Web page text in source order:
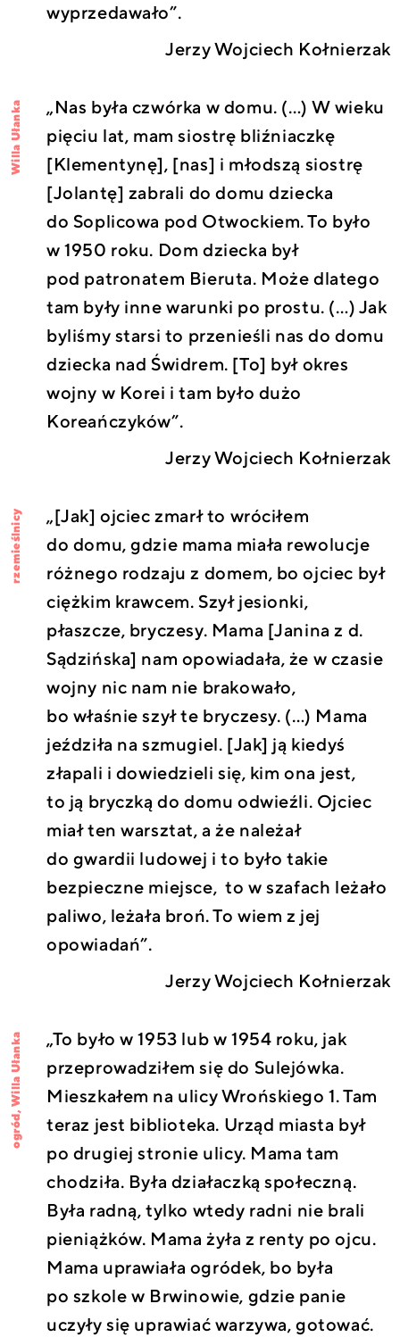
wyprzedawało”.
Jerzy Wojciech Kołnierzak
„Nas była czwórka w domu. (…) W wieku
pięciu lat, mam siostrę bliźniaczkę
[Klementynę], [nas] i młodszą siostrę
[Jolantę] zabrali do domu dziecka
do Soplicowa pod Otwockiem. To było
w 1950 roku. Dom dziecka był
pod patronatem Bieruta. Może dlatego
tam były inne warunki po prostu. (…) Jak
byliśmy starsi to przenieśli nas do domu
dziecka nad Świdrem. [To] był okres
wojny w Korei i tam było dużo
Koreańczyków”.
Jerzy Wojciech Kołnierzak
Willa Ułanka
„[Jak] ojciec zmarł to wróciłem
do domu, gdzie mama miała rewolucje
różnego rodzaju z domem, bo ojciec był
ciężkim krawcem. Szył jesionki,
płaszcze, bryczesy. Mama [Janina z d.
Sądzińska] nam opowiadała, że w czasie
wojny nic nam nie brakowało,
bo właśnie szył te bryczesy. (…) Mama
jeździła na szmugiel. [Jak] ją kiedyś
złapali i dowiedzieli się, kim ona jest,
to ją bryczką do domu odwieźli. Ojciec
miał ten warsztat, a że należał
do gwardii ludowej i to było takie
bezpieczne miejsce, to w szafach leżało
paliwo, leżała broń. To wiem z jej
opowiadań”.
Jerzy Wojciech Kołnierzak
rzemieślnicy
„To było w 1953 lub w 1954 roku, jak
przeprowadziłem się do Sulejówka.
Mieszkałem na ulicy Wrońskiego 1. Tam
teraz jest biblioteka. Urząd miasta był
po drugiej stronie ulicy. Mama tam
chodziła. Była działaczką społeczną.
Była radną, tylko wtedy radni nie brali
pieniążków. Mama żyła z renty po ojcu.
Mama uprawiała ogródek, bo była
po szkole w Brwinowie, gdzie panie
uczyły się uprawiać warzywa, gotować.
ogród
,
Willa Ułanka